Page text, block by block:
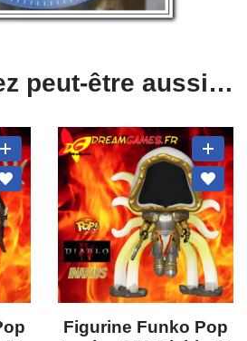
peut-être aussi…
Figurine Funko Pop